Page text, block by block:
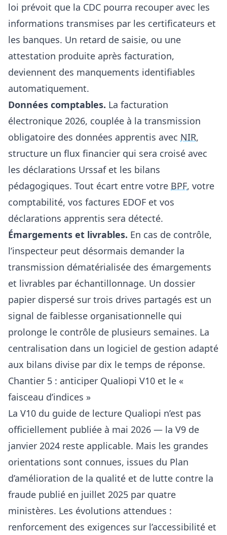
loi prévoit que la CDC pourra recouper avec les
informations transmises par les certificateurs et
les banques. Un retard de saisie, ou une
attestation produite après facturation,
deviennent des manquements identifiables
automatiquement.
Données comptables. La facturation
électronique 2026, couplée à la transmission
obligatoire des données apprentis avec NIR,
structure un flux financier qui sera croisé avec
les déclarations Urssaf et les bilans
pédagogiques. Tout écart entre votre BPF, votre
comptabilité, vos factures EDOF et vos
déclarations apprentis sera détecté.
Émargements et livrables. En cas de contrôle,
l’inspecteur peut désormais demander la
transmission dématérialisée des émargements
et livrables par échantillonnage. Un dossier
papier dispersé sur trois drives partagés est un
signal de faiblesse organisationnelle qui
prolonge le contrôle de plusieurs semaines. La
centralisation dans un logiciel de gestion adapté
aux bilans divise par dix le temps de réponse.
Chantier 5 : anticiper Qualiopi V10 et le «
faisceau d’indices »
La V10 du guide de lecture Qualiopi n’est pas
officiellement publiée à mai 2026 — la V9 de
janvier 2024 reste applicable. Mais les grandes
orientations sont connues, issues du Plan
d’amélioration de la qualité et de lutte contre la
fraude publié en juillet 2025 par quatre
ministères. Les évolutions attendues :
renforcement des exigences sur l’accessibilité et